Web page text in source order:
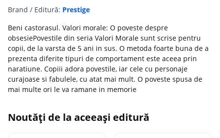
Brand / Editură: Prestige
Beni castorasul. Valori morale: O poveste despre
obsesiePovestile din seria Valori Morale sunt scrise pentru
copii, de la varsta de 5 ani in sus. O metoda foarte buna de a
prezenta diferite tipuri de comportament este aceea prin
naratiune. Copiii adora povestile, iar cele cu personaje
curajoase si fabulele, cu atat mai mult. O poveste spusa de
mai multe ori le va ramane in memorie
Noutăți de la aceeași editură